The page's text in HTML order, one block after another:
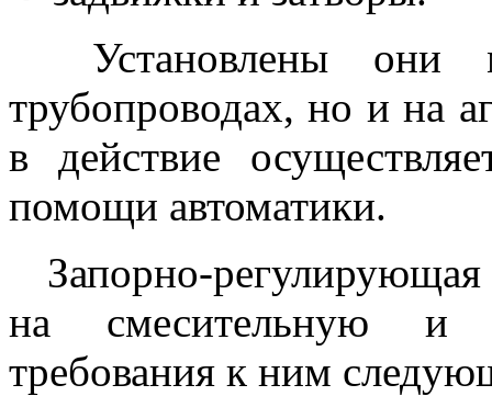
Установлены они
трубопроводах, но и на
в действие
помощи автоматики.
Запорно-регулирующая
на смесительную и
требования к ним